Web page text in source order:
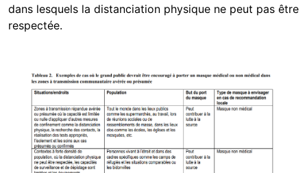
dans lesquels la distanciation physique ne peut pas être
respectée.
Image